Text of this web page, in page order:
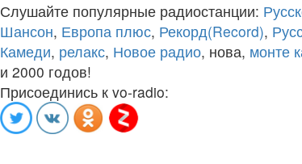
Слушайте популярные радиостанции:
Шансон, Европа плюс, Рекорд(Record),
Камеди, релакс, Новое радио, нова, монте
и 2000 годов!
Присоединись к vo-radio: